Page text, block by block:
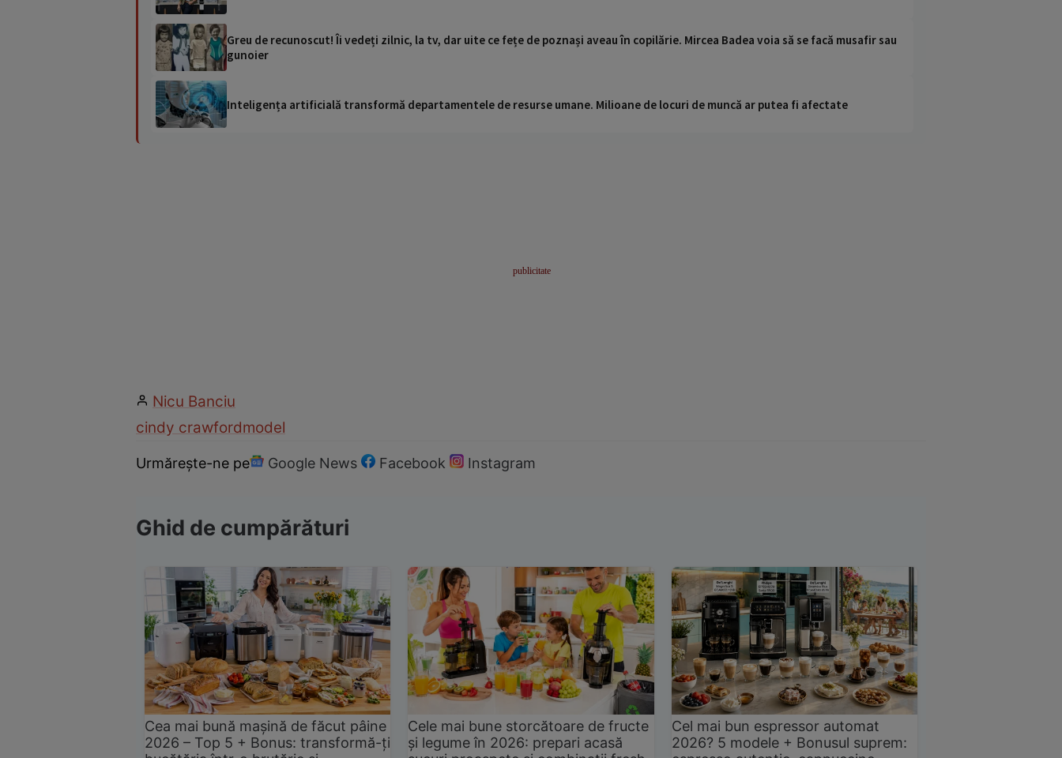
Greu de recunoscut! Îi vedeți zilnic, la tv, dar uite ce fețe de poznași aveau în copilărie. Mircea Badea voia să se facă musafir sau
gunoier
Inteligența artificială transformă departamentele de resurse umane. Milioane de locuri de muncă ar putea fi afectate
Nicu Banciu
cindy crawfordmodel
Urmărește-ne pe Google News Facebook Instagram
Ghid de cumpărături
Cea mai bună mașină de făcut pâine
2026 – Top 5 + Bonus: transformă-ți
Cele mai bune storcătoare de fructe
și legume în 2026: prepari acasă
Cel mai bun espressor automat
2026? 5 modele + Bonusul suprem: